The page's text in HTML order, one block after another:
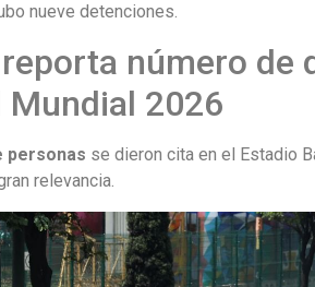
nueve detenciones.
número de
Mundial 2026
personas se dieron cita en el Estadio
relevancia.